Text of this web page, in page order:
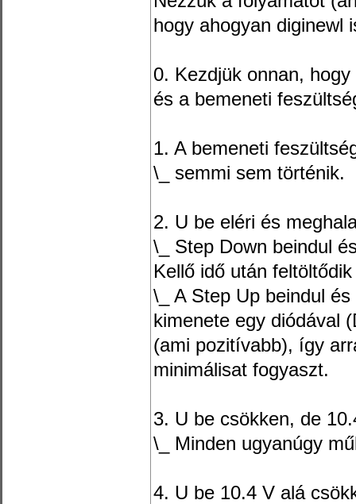
hogy ahogyan diginewl
0. Kezdjük onnan,
és a bemeneti
1. A bemeneti
\_ semmi sem történik.
2. U be eléri és
\_ Step Down beindul
Kellő idő után
\_ A Step Up beindul
kimenete egy diódával
(ami pozitívabb), így
minimálisat fogyaszt.
3. U be csökken, de
\_ Minden ugyanúgy
4. U be 10.4 V alá